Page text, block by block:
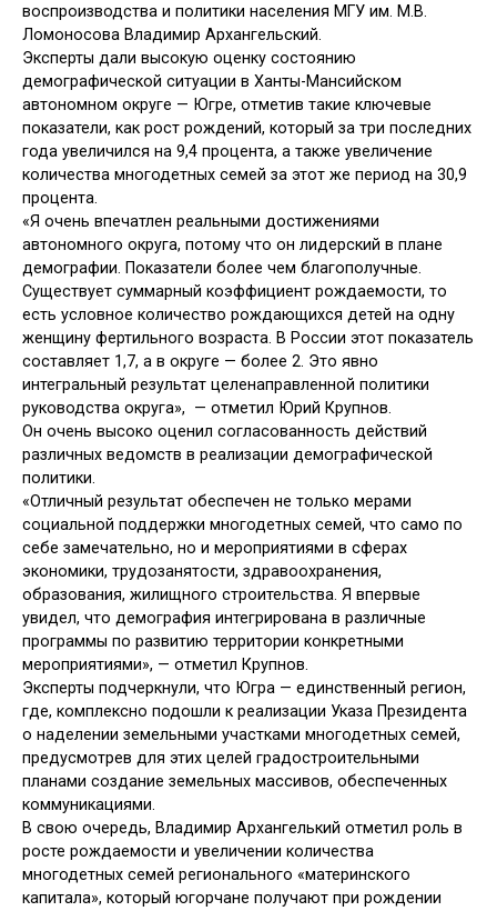
воспроизводства и политики населения МГУ им. М.В.
Ломоносова Владимир Архангельский.
Эксперты дали высокую оценку состоянию
демографической ситуации в Ханты-Мансийском
автономном округе — Югре, отметив такие ключевые
показатели, как рост рождений, который за три последних
года увеличился на 9,4 процента, а также увеличение
количества многодетных семей за этот же период на 30,9
процента.
«Я очень впечатлен реальными достижениями
автономного округа, потому что он лидерский в плане
демографии. Показатели более чем благополучные.
Существует суммарный коэффициент рождаемости, то
есть условное количество рождающихся детей на одну
женщину фертильного возраста. В России этот показатель
составляет 1,7, а в округе — более 2. Это явно
интегральный результат целенаправленной политики
руководства округа», — отметил Юрий Крупнов.
Он очень высоко оценил согласованность действий
различных ведомств в реализации демографической
политики.
«Отличный результат обеспечен не только мерами
социальной поддержки многодетных семей, что само по
себе замечательно, но и мероприятиями в сферах
экономики, трудозанятости, здравоохранения,
образования, жилищного строительства. Я впервые
увидел, что демография интегрирована в различные
программы по развитию территории конкретными
мероприятиями», — отметил Крупнов.
Эксперты подчеркнули, что Югра — единственный регион,
где, комплексно подошли к реализации Указа Президента
о наделении земельными участками многодетных семей,
предусмотрев для этих целей градостроительными
планами создание земельных массивов, обеспеченных
коммуникациями.
В свою очередь, Владимир Архангелький отметил роль в
росте рождаемости и увеличении количества
многодетных семей регионального «материнского
капитала», который югорчане получают при рождении